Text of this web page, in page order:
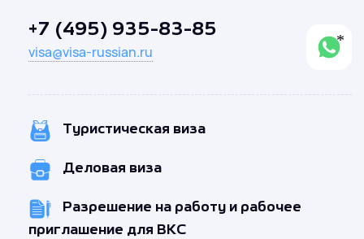
+7 (495) 935-83-85
visa@visa-russian.ru
Туристическая виза
Деловая виза
Разрешение на работу и рабочее
приглашение для ВКС